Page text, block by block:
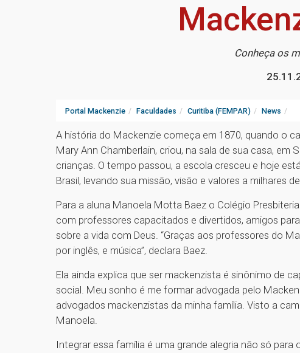
Conheça os
Portal Mackenzie Faculdades Curitiba (FEMPAR) News
A história do Mackenzie começa em 1870, quando o
Mary Ann Chamberlain, criou, na sala de sua casa, em
crianças. O tempo passou, a escola cresceu e hoje
Brasil, levando sua missão, visão e valores a milhares
Para a aluna Manoela Motta Baez o Colégio
com professores capacitados e divertidos, amigos
sobre a vida com Deus. “Graças aos professores do
por inglês, e música”, declara Baez.
Ela ainda explica que ser mackenzista é sinônimo de
social. Meu sonho é me formar advogada pelo
advogados mackenzistas da minha família. Visto a
Manoela.
Integrar essa família é uma grande alegria não só